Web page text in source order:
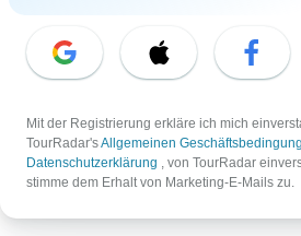
Unternehmen
Über uns
Karriere
Jetzt bewerben!
Reisende
Abenteuer gewinnen
Jetzt mitmachen!
Mit der Registrierung erkläre ich mich
TourRadar'sAllgemeinen
Datenschutzerklärung , von TourRadar
stimme dem Erhalt von Marketing-E-Mails zu.